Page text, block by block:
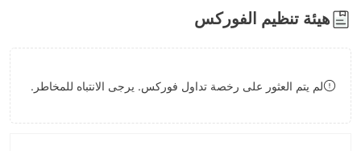
6
7
8
7
8
9
هيئة تنظيم الفوركس
لم يتم العثور على رخصة تداول فوركس. يرجى الانتباه للمخاطر.